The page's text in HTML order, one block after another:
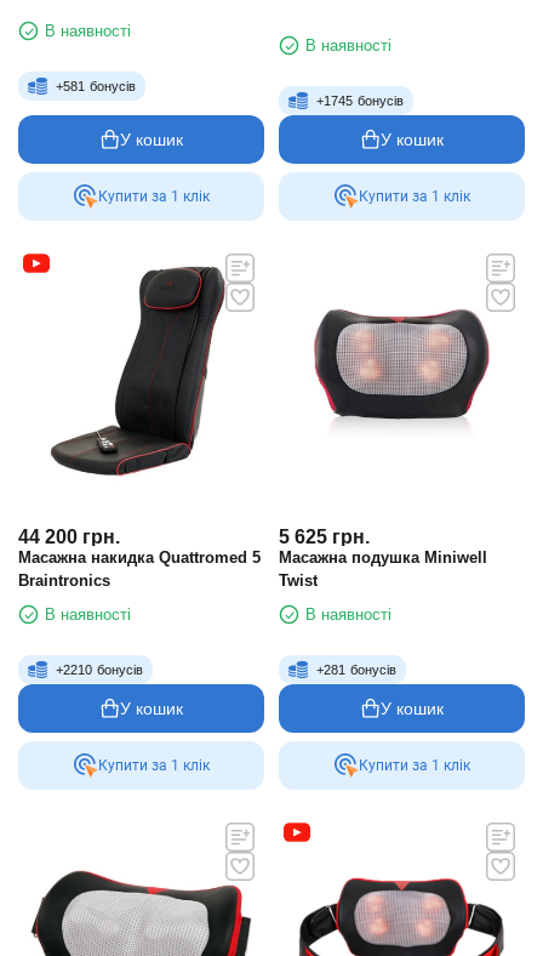
В наявності
+581 бонусів
У кошик
Купити за 1 клiк
В наявності
+1745 бонусів
У кошик
Купити за 1 клiк
44 200 грн.
Масажна накидка Quattromed 5
Braintronics
В наявності
+2210 бонусів
У кошик
Купити за 1 клiк
5 625 грн.
Масажна подушка Miniwell
Twist
В наявності
+281 бонусів
У кошик
Купити за 1 клiк